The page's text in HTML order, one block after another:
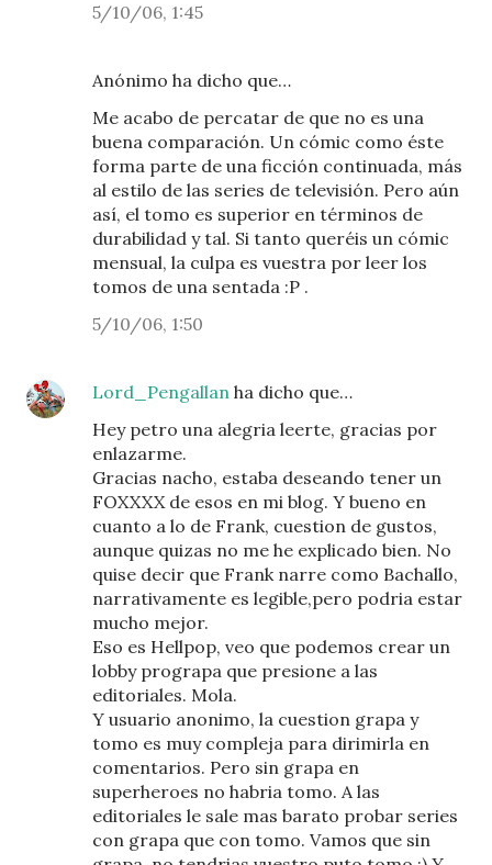
5/10/06, 1:45
Anónimo ha dicho que…
Me acabo de percatar de que no es una
buena comparación. Un cómic como éste
forma parte de una ficción continuada, más
al estilo de las series de televisión. Pero aún
así, el tomo es superior en términos de
durabilidad y tal. Si tanto queréis un cómic
mensual, la culpa es vuestra por leer los
tomos de una sentada :P .
5/10/06, 1:50
Lord_Pengallan ha dicho que…
Hey petro una alegria leerte, gracias por
enlazarme.
Gracias nacho, estaba deseando tener un
FOXXXX de esos en mi blog. Y bueno en
cuanto a lo de Frank, cuestion de gustos,
aunque quizas no me he explicado bien. No
quise decir que Frank narre como Bachallo,
narrativamente es legible,pero podria estar
mucho mejor.
Eso es Hellpop, veo que podemos crear un
lobby prograpa que presione a las
editoriales. Mola.
Y usuario anonimo, la cuestion grapa y
tomo es muy compleja para dirimirla en
comentarios. Pero sin grapa en
superheroes no habria tomo. A las
editoriales le sale mas barato probar series
con grapa que con tomo. Vamos que sin